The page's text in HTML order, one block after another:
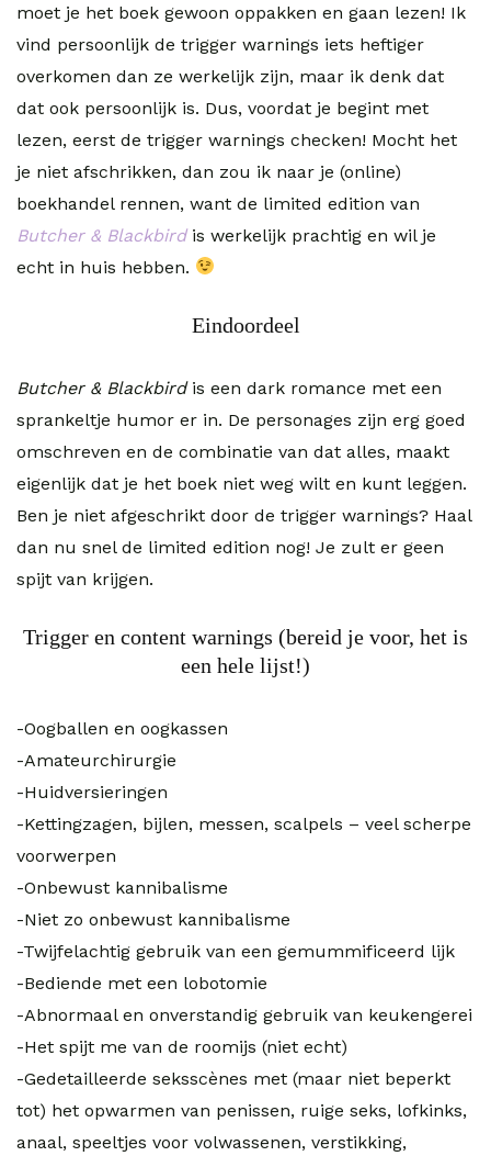
moet je het boek gewoon oppakken en gaan lezen! Ik
vind persoonlijk de trigger warnings iets heftiger
overkomen dan ze werkelijk zijn, maar ik denk dat
dat ook persoonlijk is. Dus, voordat je begint met
lezen, eerst de trigger warnings checken! Mocht het
je niet afschrikken, dan zou ik naar je (online)
boekhandel rennen, want de limited edition van
Butcher & Blackbirdis werkelijk prachtig en wil je
echt in huis hebben.
Eindoordeel
Butcher & Blackbirdis een dark romance met een
sprankeltje humor er in. De personages zijn erg goed
omschreven en de combinatie van dat alles, maakt
eigenlijk dat je het boek niet weg wilt en kunt leggen.
Ben je niet afgeschrikt door de trigger warnings? Haal
dan nu snel de limited edition nog! Je zult er geen
spijt van krijgen.
Trigger en content warnings (bereid je voor, het is
een hele lijst!)
-Oogballen en oogkassen
-Amateurchirurgie
-Huidversieringen
-Kettingzagen, bijlen, messen, scalpels – veel scherpe
voorwerpen
-Onbewust kannibalisme
-Niet zo onbewust kannibalisme
-Twijfelachtig gebruik van een gemummificeerd lijk
-Bediende met een lobotomie
-Abnormaal en onverstandig gebruik van keukengerei
-Het spijt me van de roomijs (niet echt)
-Gedetailleerde seksscènes met (maar niet beperkt
tot) het opwarmen van penissen, ruige seks, lofkinks,
anaal, speeltjes voor volwassenen, verstikking,